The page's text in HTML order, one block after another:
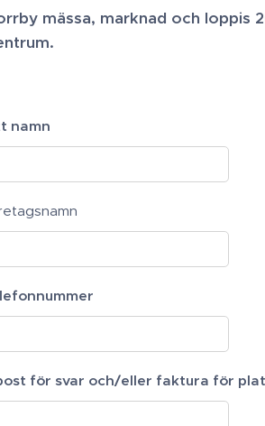
mässa, marknad och loppis
namn
för svar och/eller faktura för